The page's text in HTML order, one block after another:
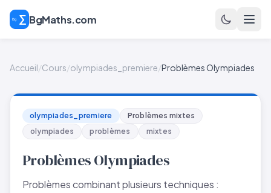
BgMaths.com
Accueil/Cours/olympiades_premiere/Problèmes Olympiades
olympiades_premiere
Problèmes mixtes
olympiades
problèmes mixtes
Problèmes Olympiades
Problèmes combinant plusieurs techniques :